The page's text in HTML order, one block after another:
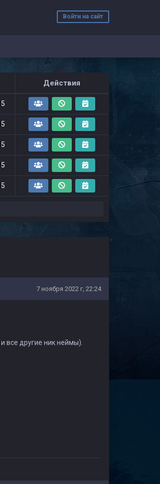
Войти на сайт
Действия
7 ноября 2022 г, 22:24
все другие ник неймы).